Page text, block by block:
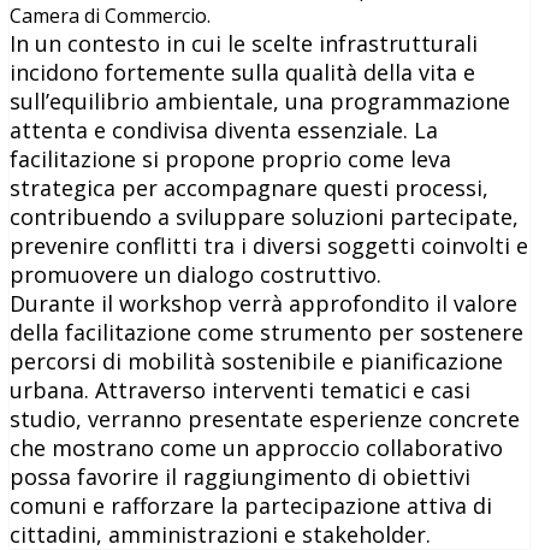
Camera di Commercio.
In un contesto in cui le scelte infrastrutturali
incidono fortemente sulla qualità della vita e
sull’equilibrio ambientale, una programmazione
attenta e condivisa diventa essenziale. La
facilitazione si propone proprio come leva
strategica per accompagnare questi processi,
contribuendo a sviluppare soluzioni partecipate,
prevenire conflitti tra i diversi soggetti coinvolti e
promuovere un dialogo costruttivo.
Durante il workshop verrà approfondito il valore
della facilitazione come strumento per sostenere
percorsi di mobilità sostenibile e pianificazione
urbana. Attraverso interventi tematici e casi
studio, verranno presentate esperienze concrete
che mostrano come un approccio collaborativo
possa favorire il raggiungimento di obiettivi
comuni e rafforzare la partecipazione attiva di
cittadini, amministrazioni e stakeholder.